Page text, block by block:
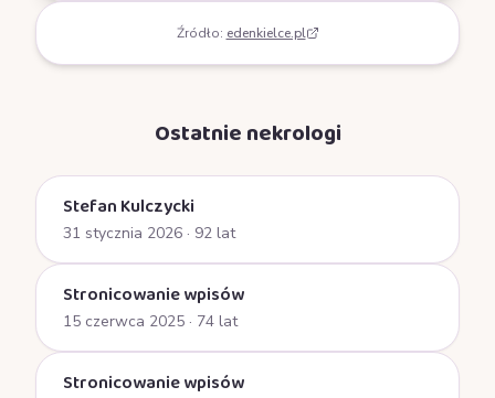
Źródło: edenkielce.pl
Ostatnie nekrologi
Stefan Kulczycki
31 stycznia 2026 · 92 lat
Stronicowanie wpisów
15 czerwca 2025 · 74 lat
Stronicowanie wpisów